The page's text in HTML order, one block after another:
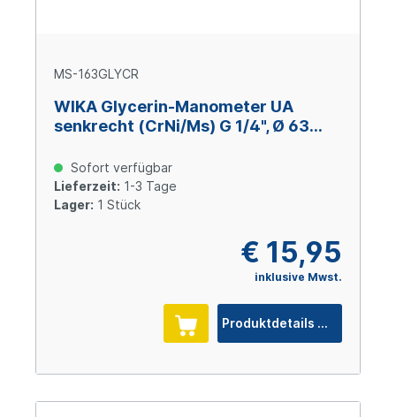
MS-163GLYCR
WIKA Glycerin-Manometer UA
senkrecht (CrNi/Ms) G 1/4", Ø 63
Sofort verfügbar
Lieferzeit: 1-3 Tage
Lager: 1 Stück
€ 15,95
inklusive Mwst.
Produktdetails